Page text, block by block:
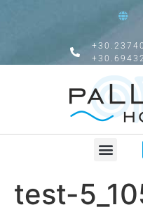
test-